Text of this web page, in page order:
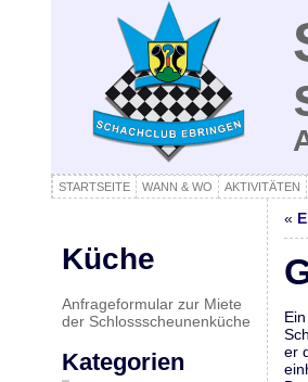
STARTSEITE WANN & WO AKTIVITÄTEN
Küche
Anfrageformular zur Miete
der Schlossscheunenküche
Kategorien
«
er